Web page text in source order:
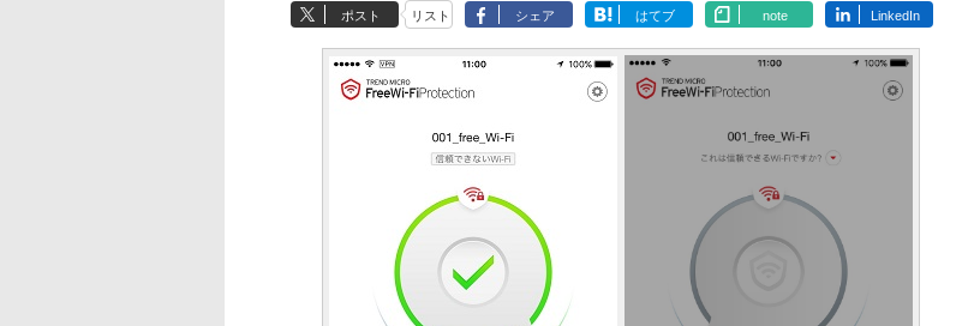
ポスト リスト シェア はてブ note LinkedIn